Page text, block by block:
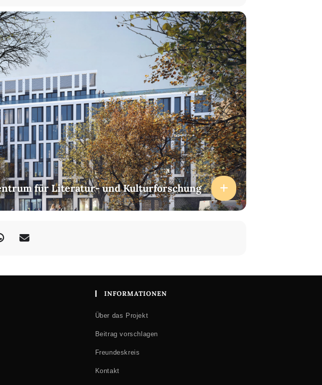
Und mit welcher Autorität? Über einige Fallstricke des
der Wissenschaftsfreiheit
als Provokation
und schlechte Formen
Texte zur moralischen Lektüre in der Antike
guillory/
für Literatur- und Kulturforschung
INFORMATIONEN
Über das Projekt
Beitrag vorschlagen
Freundeskreis
Kontakt